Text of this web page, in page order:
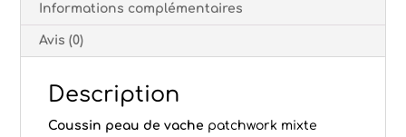
Informations complémentaires
Avis (0)
Description
Coussin peau de vache patchwork mixte